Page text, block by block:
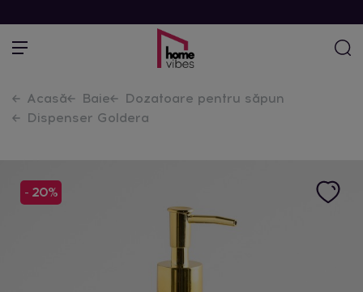
Acasă Baie
Dozatoare pentru săpun
Dispenser Goldera
- 20%